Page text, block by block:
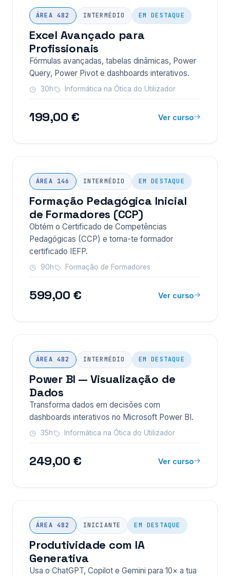
ÁREA 482 INTERMÉDIO EM DESTAQUE
Excel Avançado para
Profissionais
Fórmulas avançadas, tabelas dinâmicas, Power
Query, Power Pivot e dashboards interativos.
30h Informática na Ótica do Utilizador
199,00 € Ver curso
ÁREA 146 INTERMÉDIO EM DESTAQUE
Formação Pedagógica Inicial
de Formadores (CCP)
Obtém o Certificado de Competências
Pedagógicas (CCP) e torna-te formador
certificado IEFP.
90h Formação de Formadores
599,00 € Ver curso
ÁREA 482 INTERMÉDIO EM DESTAQUE
Power BI — Visualização de
Dados
Transforma dados em decisões com
dashboards interativos no Microsoft Power BI.
35h Informática na Ótica do Utilizador
249,00 € Ver curso
ÁREA 482 INICIANTE EM DESTAQUE
Produtividade com IA
Generativa
Usa o ChatGPT, Copilot e Gemini para 10× a tua